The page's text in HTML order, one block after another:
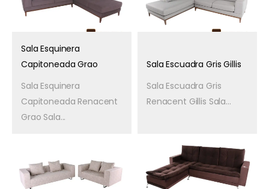
Sala Esquinera
Capitoneada Grao
Sala Esquinera
Capitoneada Renacent
Grao Sala...
Sala Escuadra Gris Gillis
Sala Escuadra Gris
Renacent Gillis Sala...